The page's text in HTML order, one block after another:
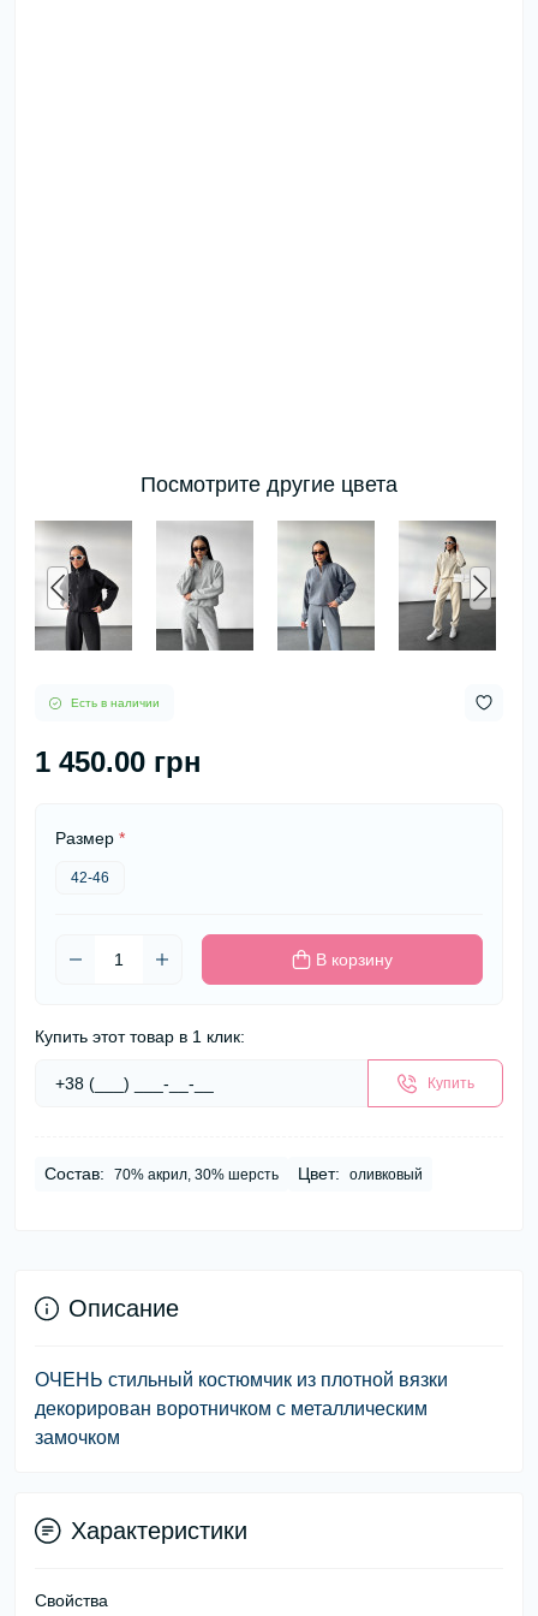
Посмотрите другие цвета
Есть в наличии
1 450.00 грн
Размер *
42-46
В корзину
Купить этот товар в 1 клик:
Купить
Состав: 70% акрил, 30% шерсть Цвет: оливковый
Описание
ОЧЕНЬ стильный костюмчик из плотной вязки
декорирован воротничком с металлическим
замочком
Характеристики
Свойства